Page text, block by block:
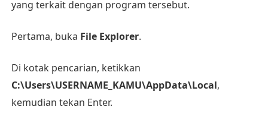
yang terkait dengan program tersebut.
Pertama, buka File Explorer.
Di kotak pencarian, ketikkan
C:\Users\USERNAME_KAMU\AppData\Local,
kemudian tekan Enter.